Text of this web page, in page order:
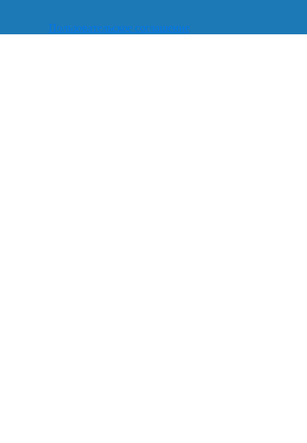
Пользовательское соглашение